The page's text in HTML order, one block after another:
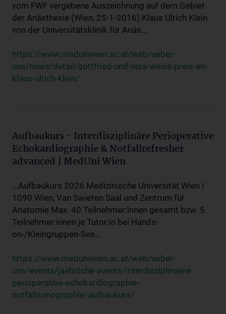
vom FWF vergebene Auszeichnung auf dem Gebiet
der Anästhesie (Wien, 25-1-2016) Klaus Ulrich Klein
von der Universitätsklinik für Anäs...
https://www.meduniwien.ac.at/web/ueber-
uns/news/detail/gottfried-und-vera-weiss-preis-an-
klaus-ulrich-klein/
Aufbaukurs - Interdisziplinäre Perioperative
Echokardiographie & Notfallrefresher
advanced | MedUni Wien
...Aufbaukurs 2026 Medizinische Universität Wien |
1090 Wien, Van Swieten Saal und Zentrum für
Anatomie Max. 40 Teilnehmer:innen gesamt bzw. 5
Teilnehmer:innen je Tutor:in bei Hands-
on-/Kleingruppen-Ses...
https://www.meduniwien.ac.at/web/ueber-
uns/events/jaehrliche-events/interdisziplinaere-
perioperative-echokardiographie-
notfallsonographie/aufbaukurs/